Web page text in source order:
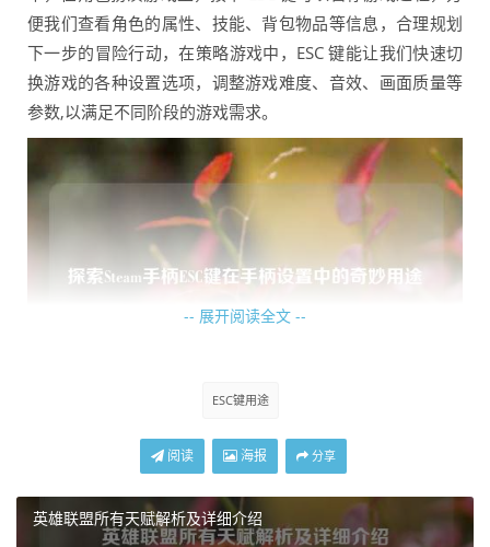
便我们查看角色的属性、技能、背包物品等信息，合理规划
下一步的冒险行动，在策略游戏中，ESC 键能让我们快速切
换游戏的各种设置选项，调整游戏难度、音效、画面质量等
参数,以满足不同阶段的游戏需求。
ESC 键在 Steam 手柄上也是退出游戏或返回上一级菜单的关
回到游戏的主菜单时，只需轻轻按下 ESC 键，就能便捷地实
现操作，这避免了在游戏中频繁寻找复杂的退出按钮,大大提
-- 展开阅读全文 --
ESC键用途
阅读 海报 分享
英雄联盟所有天赋解析及详细介绍